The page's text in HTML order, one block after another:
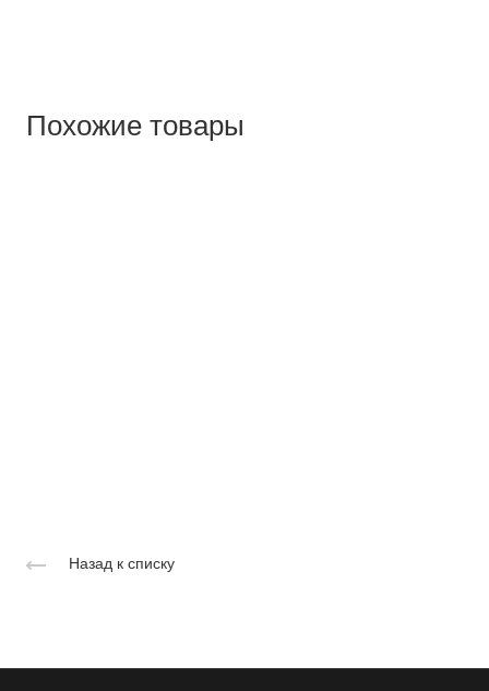
Похожие товары
Назад к списку